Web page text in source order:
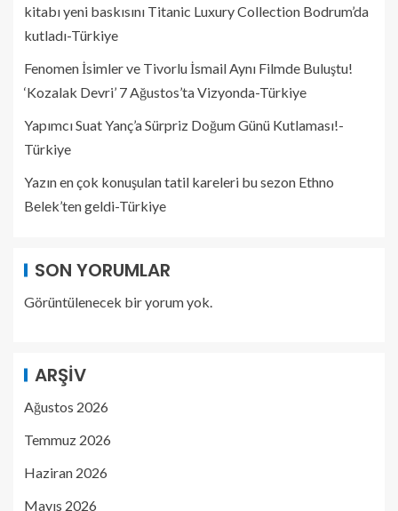
kitabı yeni baskısını Titanic Luxury Collection Bodrum’da
kutladı-Türkiye
Fenomen İsimler ve Tivorlu İsmail Aynı Filmde Buluştu!
‘Kozalak Devri’ 7 Ağustos’ta Vizyonda-Türkiye
Yapımcı Suat Yanç’a Sürpriz Doğum Günü Kutlaması!-
Türkiye
Yazın en çok konuşulan tatil kareleri bu sezon Ethno
Belek’ten geldi-Türkiye
SON YORUMLAR
Görüntülenecek bir yorum yok.
ARŞIV
Ağustos 2026
Temmuz 2026
Haziran 2026
Mayıs 2026